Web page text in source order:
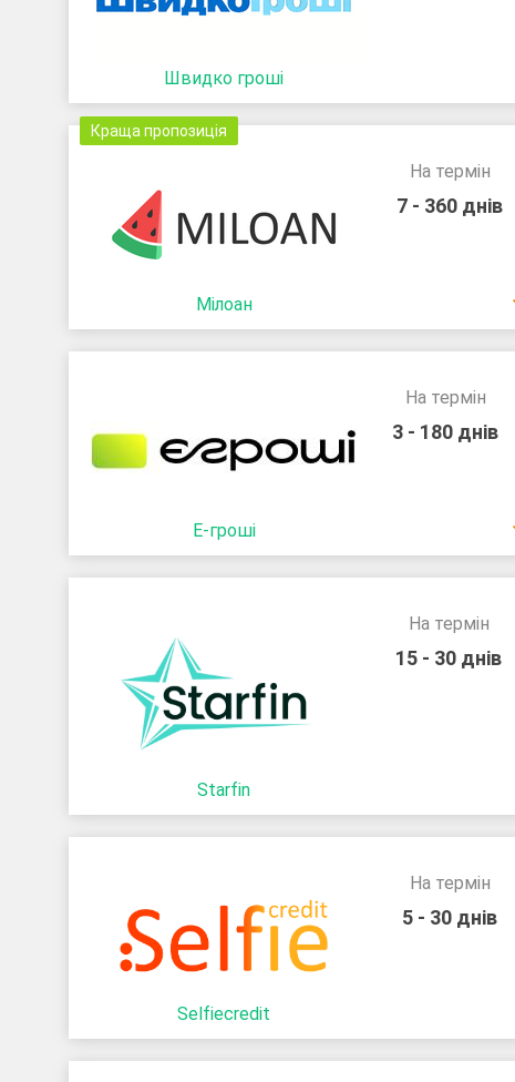
Швидко гроші
Краща пропозиція
Мілоан
На термін
7 - 360 днів
Е-гроші
На термін
3 - 180 днів
Starfin
На термін
15 - 30 днів
Selfiecredit
На термін
5 - 30 днів